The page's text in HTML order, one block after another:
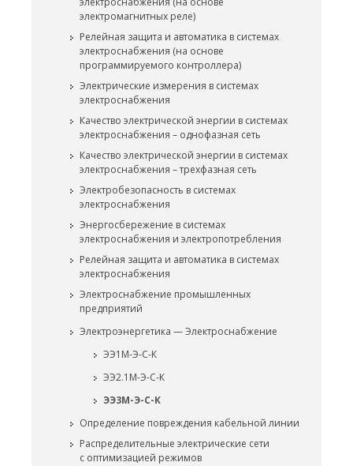
электромагнитных реле)
Релейная защита и автоматика в системах
электроснабжения (на основе
программируемого контроллера)
Электрические измерения в системах
электроснабжения
Качество электрической энергии в системах
электроснабжения – однофазная сеть
Качество электрической энергии в системах
электроснабжения – трехфазная сеть
Электробезопасность в системах
электроснабжения
Энергосбережение в системах
электроснабжения и электропотребления
Релейная защита и автоматика в системах
электроснабжения
Электроснабжение промышленных
предприятий
Электроэнергетика — Электроснабжение
ЭЭ1М-Э-С-К
ЭЭ2.1М-Э-С-К
ЭЭ3М-Э-С-К
Определение повреждения кабельной линии
Распределительные электрические сети
с оптимизацией режимов